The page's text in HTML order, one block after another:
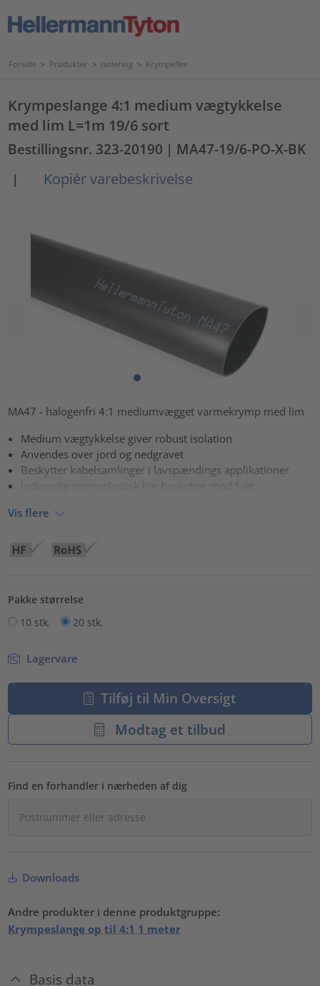
Forside > Produkter > Isolering > Krympeflex
Krympeslange 4:1 medium vægtykkelse
med lim L=1m 19/6 sort
Bestillingsnr. 323-20190 | MA47-19/6-PO-X-BK
|
Kopiér varebeskrivelse
MA47 - halogenfri 4:1 mediumvægget varmekrymp med lim
Medium vægtykkelse giver robust isolation
Anvendes over jord og nedgravet
Beskytter kabelsamlinger i lavspændings applikationer
Indvendig termoplastisk lim beskytter mod fugt
Vis flere
Pakke størrelse
10 stk.
20 stk.
Lagervare
Tilføj til Min Oversigt
Modtag et tilbud
Find en forhandler i nærheden af dig
Downloads
Andre produkter i denne produktgruppe:
Krympeslange op til 4:1 1 meter
Basis data